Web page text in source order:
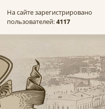
На сайте зарегистрировано
пользователей:4117